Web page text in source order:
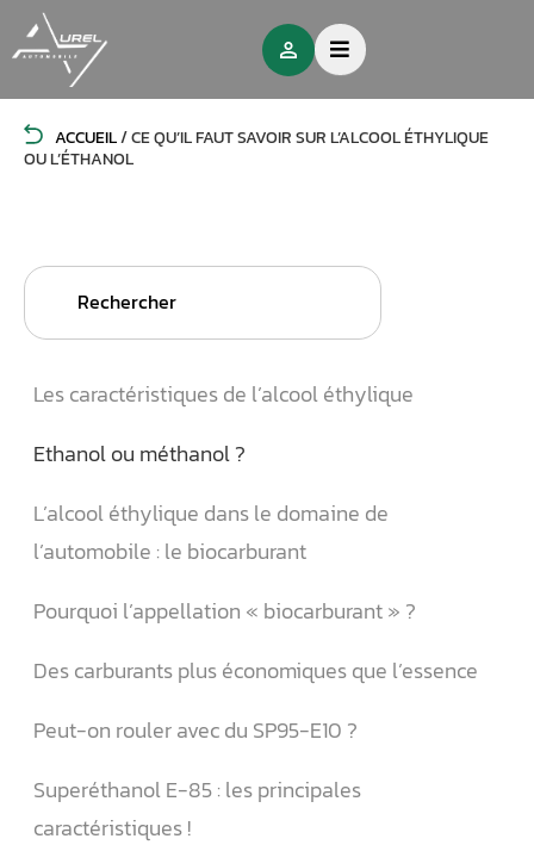
ACCUEIL/CE QU’IL FAUT SAVOIR SUR L’ALCOOL ÉTHYLIQUE
OU L’ÉTHANOL
Search
Les caractéristiques de l’alcool éthylique
Ethanol ou méthanol ?
L’alcool éthylique dans le domaine de
l’automobile : le biocarburant
Pourquoi l’appellation « biocarburant » ?
Des carburants plus économiques que l’essence
Peut-on rouler avec du SP95-E10 ?
Superéthanol E-85 : les principales
caractéristiques !